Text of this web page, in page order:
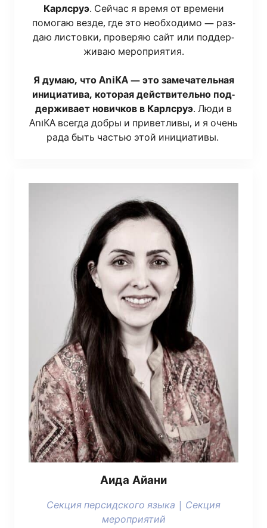
Карлсруэ. Сей­час я вре­мя от вре­ме­ни
помо­гаю вез­де, где это необ­хо­ди­мо — раз­
даю листов­ки, про­ве­ряю сайт или под­дер­
жи­ваю меро­при­я­тия.
Я думаю, что AniKA — это заме­ча­тель­ная
ини­ци­а­ти­ва, кото­рая дей­стви­тель­но под­
дер­жи­ва­ет нович­ков в Карлсруэ. Люди в
AniKA все­гда доб­ры и при­вет­ли­вы, и я очень
рада быть частью этой инициативы.
Аида Айа­ни
Сек­ция пер­сид­ско­го язы­ка | Сек­ция
мероприятий